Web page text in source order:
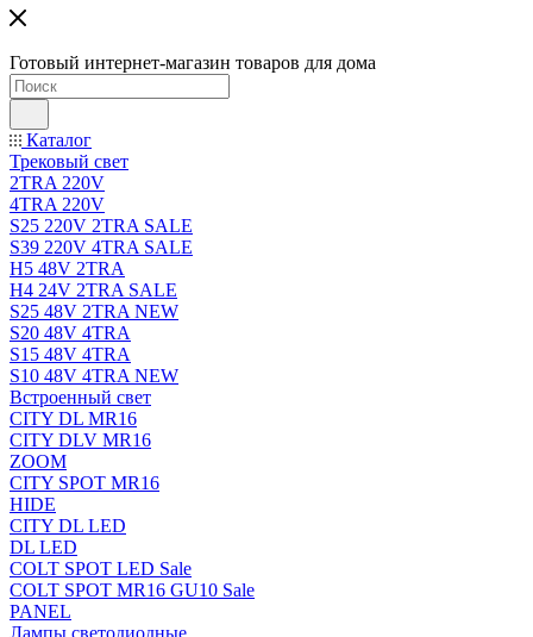
Готовый интернет-магазин товаров для дома
Каталог
Трековый свет
2TRA 220V
4TRA 220V
S25 220V 2TRA SALE
S39 220V 4TRA SALE
H5 48V 2TRA
H4 24V 2TRA SALE
S25 48V 2TRA NEW
S20 48V 4TRA
S15 48V 4TRA
S10 48V 4TRA NEW
Встроенный свет
CITY DL MR16
CITY DLV MR16
ZOOM
CITY SPOT MR16
HIDE
CITY DL LED
DL LED
COLT SPOT LED Sale
COLT SPOT MR16 GU10 Sale
PANEL
Лампы светодиодные